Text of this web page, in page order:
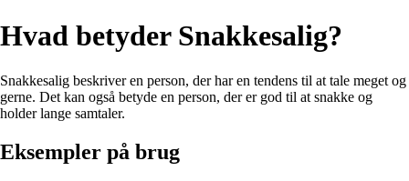
Hvad betyder Snakkesalig?
Snakkesalig beskriver en person, der har en tendens til at tale meget og
gerne. Det kan også betyde en person, der er god til at snakke og
holder lange samtaler.
Eksempler på brug